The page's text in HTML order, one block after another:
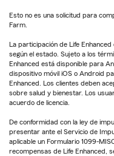
Esto no es una solicitud para
Farm.
La participación de Life
según el estado. Sujeto a los
Enhanced está disponible para
dispositivo móvil iOS o Android
Enhanced. Los clientes deben
sobre salud y bienestar. Los
acuerdo de licencia.
De conformidad con la ley de
presentar ante el Servicio de
aplicable un Formulario 1099-
recompensas de Life Enhanced,